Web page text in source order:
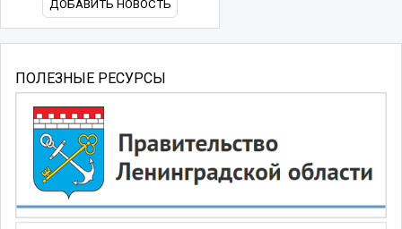
ДОБАВИТЬ НОВОСТЬ
ПОЛЕЗНЫЕ РЕСУРСЫ